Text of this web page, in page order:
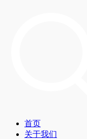
首页
关于我们